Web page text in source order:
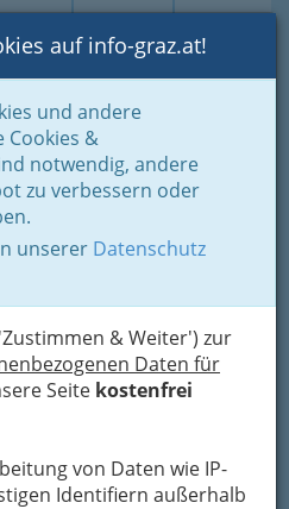
Suche Login Toggle
auf info-graz.at!
und andere
Cookies &
notwendig, andere
zu verbessern oder
unserer Datenschutz
& Weiter') zur
Daten für
Seite kostenfrei
von Daten wie IP-
Identifiern außerhalb
vor Spam-Mails zu
an dieser Stelle zur
ein sicheres
per Mail an das
Wolfsgruber